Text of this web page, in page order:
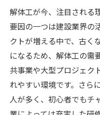
解体工が今、注目される
要因の一つは建設業界の
クトが増える中で、古く
になるため、解体工の需
共事業や大型プロジェク
れやすい環境です。さら
人が多く、初心者でもチ